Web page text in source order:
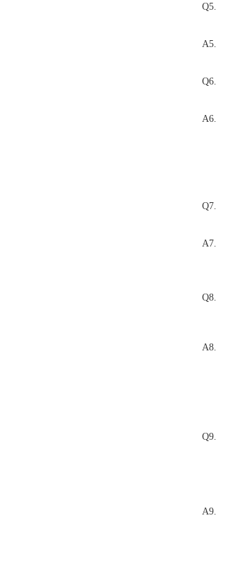
Q5.
A5.
Q6.
A6.
Q7.
A7.
Q8.
A8.
Q9.
A9.